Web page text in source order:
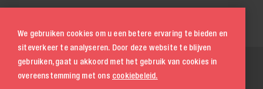
We gebruiken cookies om u een betere ervaring te bieden en
siteverkeer te analyseren. Door deze website te blijven
gebruiken, gaat u akkoord met het gebruik van cookies in
overeenstemming met ons cookiebeleid.
© 2026 Duraline
Alle rechten voorbehouden